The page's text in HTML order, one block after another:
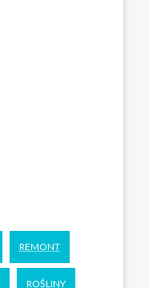
REMONT
ROŚLINY